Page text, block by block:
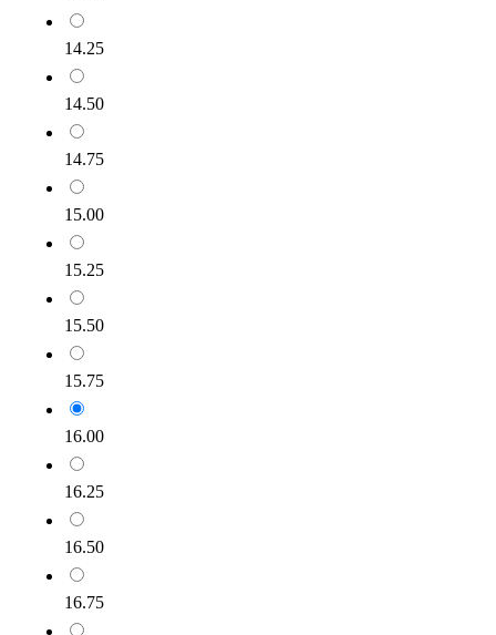
14.25
14.50
14.75
15.00
15.25
15.50
15.75
16.00
16.25
16.50
16.75